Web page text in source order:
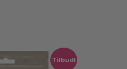
Tilbud!